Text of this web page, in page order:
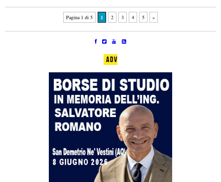
Pagina 1 di 5 1 2 3 4 5 »
ADV